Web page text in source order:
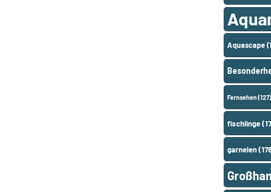
Aquascape
Fernsehen(127)
fischlinge
garnelen